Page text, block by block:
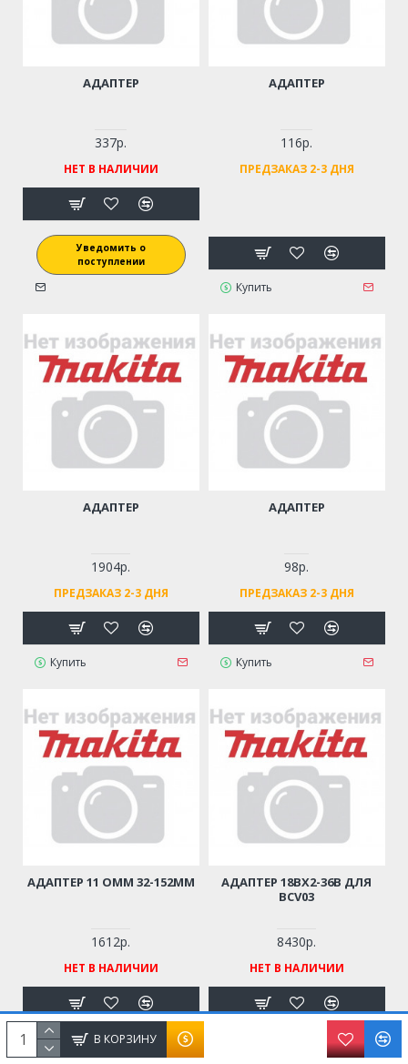
В КОРЗИНУ
АДАПТЕР
337р.
НЕТ В НАЛИЧИИ
Уведомить о
поступлении
АДАПТЕР
116р.
ПРЕДЗАКАЗ 2-3 ДНЯ
Купить
АДАПТЕР
1904р.
ПРЕДЗАКАЗ 2-3 ДНЯ
Купить
АДАПТЕР
98р.
ПРЕДЗАКАЗ 2-3 ДНЯ
Купить
АДАПТЕР 11 OMM 32-152ММ
1612р.
НЕТ В НАЛИЧИИ
Уведомить о
поступлении
АДАПТЕР 18BX2-36B ДЛЯ
BCV03
8430р.
НЕТ В НАЛИЧИИ
Уведомить о
поступлении